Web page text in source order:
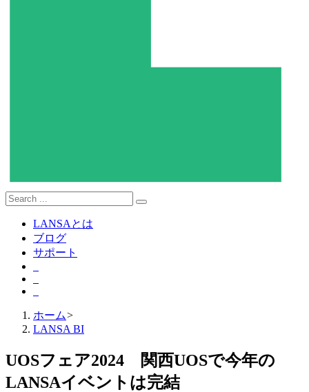
LANSAとは
ブログ
サポート
ホーム>
LANSA BI
UOSフェア2024 関西UOSで今年の
LANSAイベントは完結